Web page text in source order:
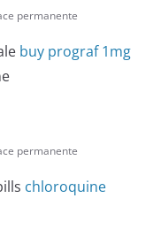
permanente
buy prograf 1mg
permanente
chloroquine